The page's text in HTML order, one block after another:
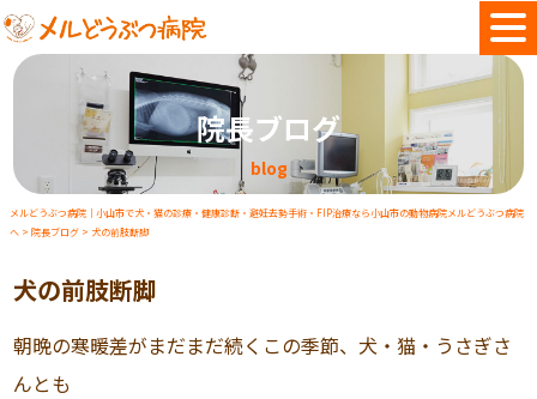
院長ブログ
blog
メルどうぶつ病院｜小山市で犬・猫の診療・健康診断・避妊去勢手術・FIP治療なら小山市の動物病院メルどうぶつ病院
へ > 院長ブログ > 犬の前肢断脚
犬の前肢断脚
朝晩の寒暖差がまだまだ続くこの季節、犬・猫・うさぎさ
んとも